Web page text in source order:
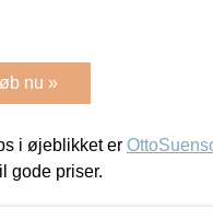
nu »
i øjeblikket er
gode priser.